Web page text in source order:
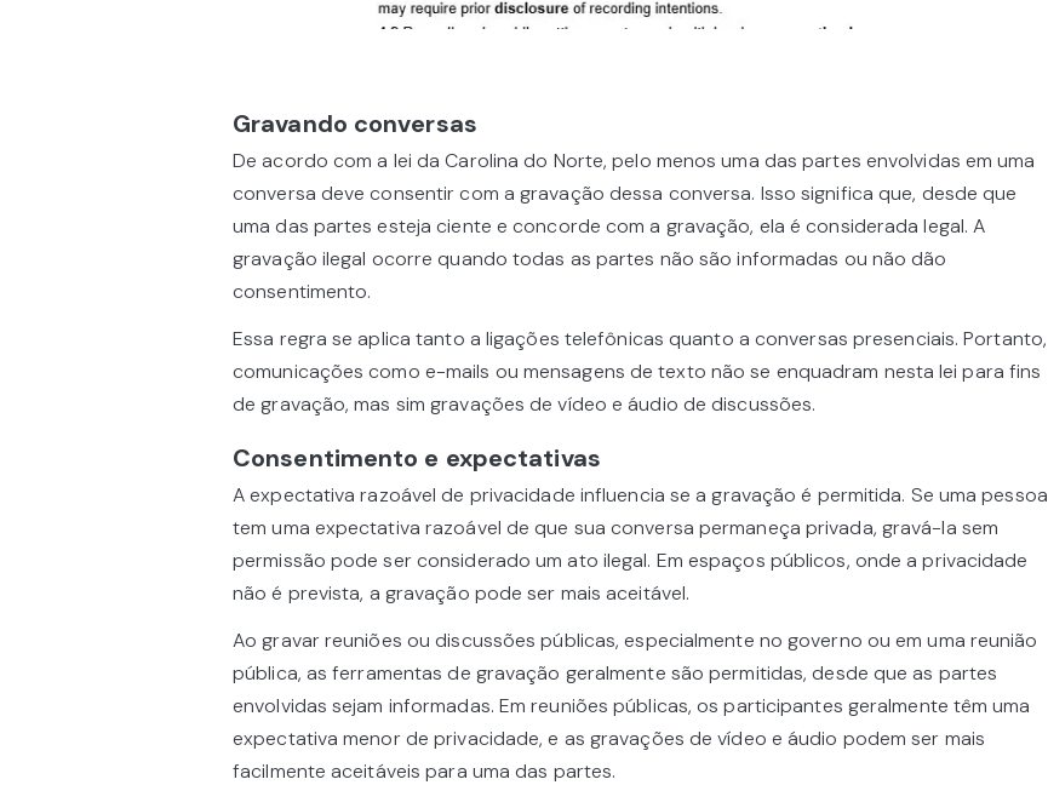
Gravando conversas
De acordo com a lei da Carolina do Norte, pelo menos uma das partes envolvidas em uma
conversa deve consentir com a gravação dessa conversa. Isso significa que, desde que
uma das partes esteja ciente e concorde com a gravação, ela é considerada legal. A
gravação ilegal ocorre quando todas as partes não são informadas ou não dão
consentimento.
Essa regra se aplica tanto a ligações telefônicas quanto a conversas presenciais. Portanto,
comunicações como e-mails ou mensagens de texto não se enquadram nesta lei para fins
de gravação, mas sim gravações de vídeo e áudio de discussões.
Consentimento e expectativas
A expectativa razoável de privacidade influencia se a gravação é permitida. Se uma pessoa
tem uma expectativa razoável de que sua conversa permaneça privada, gravá-la sem
permissão pode ser considerado um ato ilegal. Em espaços públicos, onde a privacidade
não é prevista, a gravação pode ser mais aceitável.
Ao gravar reuniões ou discussões públicas, especialmente no governo ou em uma reunião
pública, as ferramentas de gravação geralmente são permitidas, desde que as partes
envolvidas sejam informadas. Em reuniões públicas, os participantes geralmente têm uma
expectativa menor de privacidade, e as gravações de vídeo e áudio podem ser mais
facilmente aceitáveis para uma das partes.